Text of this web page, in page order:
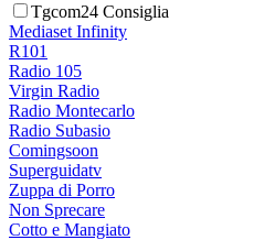
Tgcom24 Consiglia
Mediaset Infinity
R101
Radio 105
Virgin Radio
Radio Montecarlo
Radio Subasio
Comingsoon
Superguidatv
Zuppa di Porro
Non Sprecare
Cotto e Mangiato